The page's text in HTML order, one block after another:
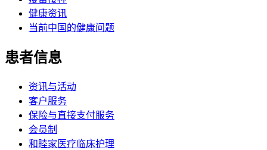
健康资讯
当前中国的健康问题
患者信息
资讯与活动
客户服务
保险与直接支付服务
会员制
和睦家医疗临床护理